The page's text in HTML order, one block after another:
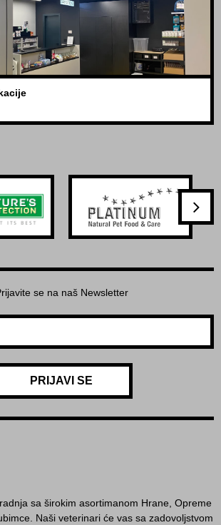
se na naš Newsletter
PRIJAVI SE
sa širokim asortimanom Hrane, Opreme
Naši veterinari će vas sa zadovoljstvom